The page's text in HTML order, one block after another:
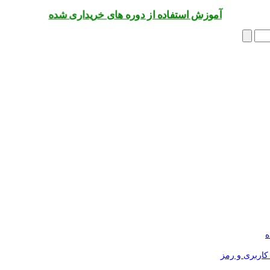
آموزش استفاده از دوره های خریداری شده
و رمز